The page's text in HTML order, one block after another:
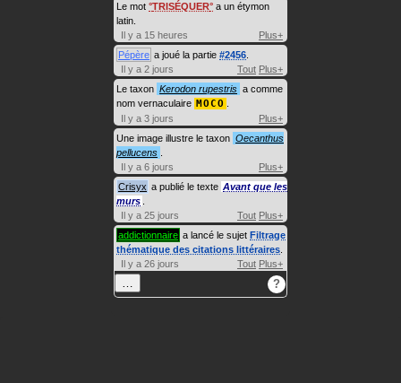
Le mot TRISÉQUER a un étymon
latin.
Il y a 15 heures
Plus+
Pépère a joué la partie #2456
Il y a 2 jours
Tout Plus+
Le taxon Kerodon rupestris a comme
nom vernaculaire MOCO
Il y a 3 jours
Plus+
Une image illustre le taxon Oecanthus
pellucens
Il y a 6 jours
Plus+
Crisyx a publié le texte Avant que les
murs
Il y a 25 jours
Tout Plus+
addictionnaire a lancé le sujet Filtrage
thématique des citations littéraires
Il y a 26 jours
Tout Plus+
… ?